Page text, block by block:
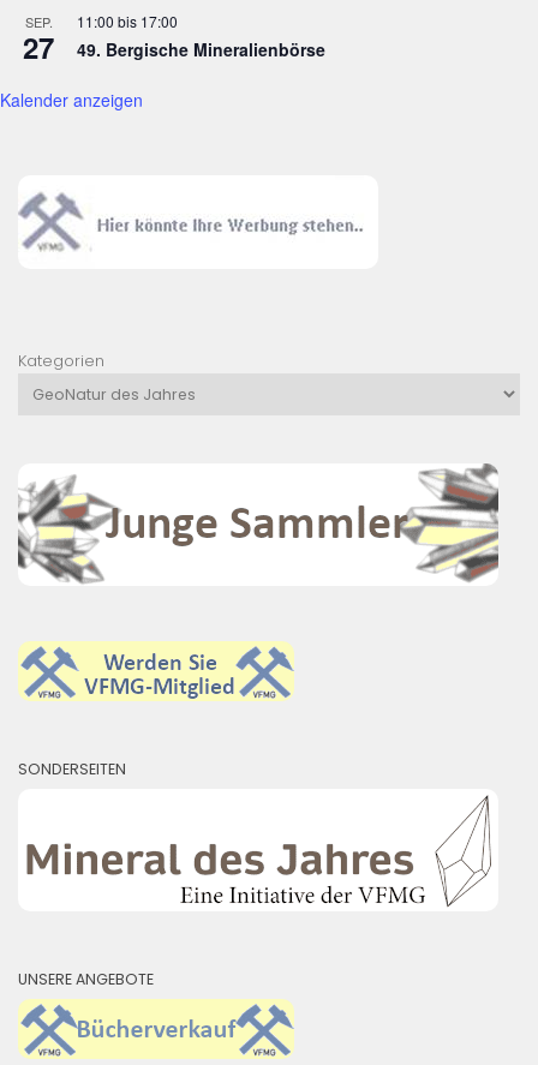
SEP.
27
11:00 bis 17:00
49. Bergische Mineralienbörse
Kalender anzeigen
Kategorien
SONDERSEITEN
UNSERE ANGEBOTE